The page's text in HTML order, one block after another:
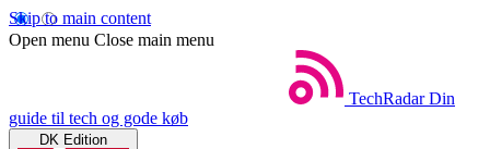
Skip to main content
Open menu Close main menu
TechRadar Din
guide til tech og gode køb
DK Edition